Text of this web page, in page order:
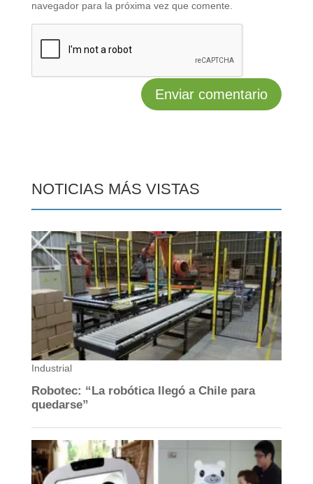
navegador para la próxima vez que comente.
NOTICIAS MÁS VISTAS